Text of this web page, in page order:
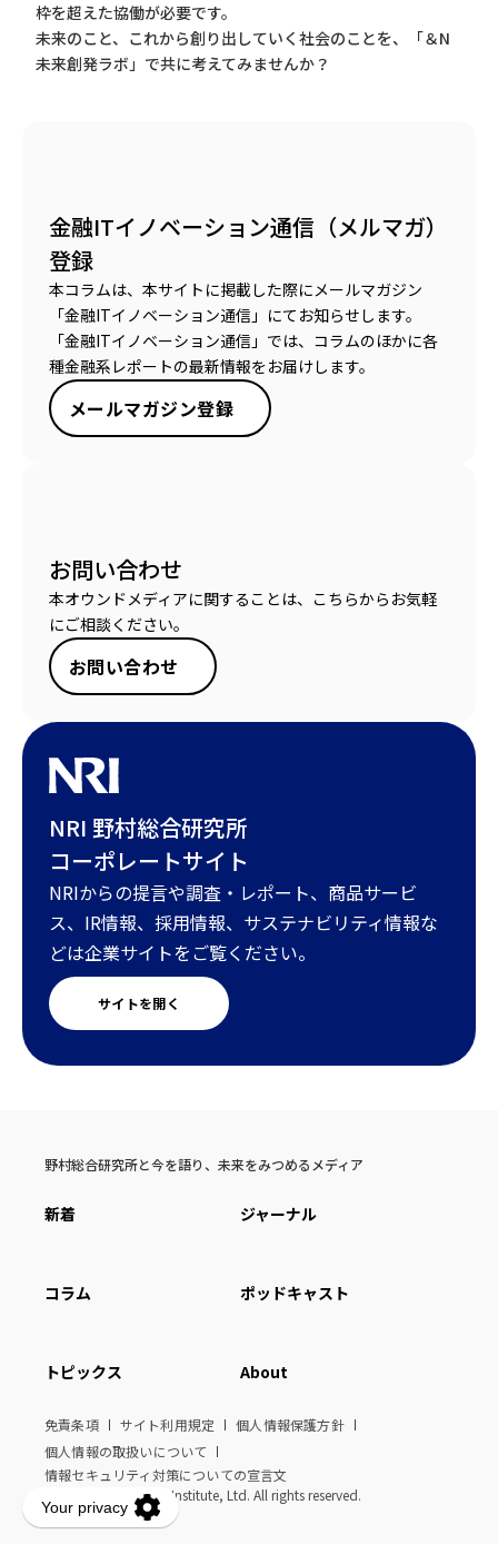
枠を超えた協働が必要です。
未来のこと、これから創り出していく社会のことを、「＆N
未来創発ラボ」で共に考えてみませんか？
金融ITイノベーション通信（メルマガ）
登録
本コラムは、本サイトに掲載した際にメールマガジン
「金融ITイノベーション通信」にてお知らせします。
「金融ITイノベーション通信」では、コラムのほかに各
種金融系レポートの最新情報をお届けします。
メールマガジン登録
お問い合わせ
本オウンドメディアに関することは、こちらからお気軽
にご相談ください。
お問い合わせ
NRI 野村総合研究所
コーポレートサイト
NRIからの提言や調査・レポート、商品サービ
ス、IR情報、採用情報、サステナビリティ情報な
どは企業サイトをご覧ください。
サイトを開く
野村総合研究所と今を語り、未来をみつめるメディア
新着 ジャーナル
コラム ポッドキャスト
トピックス About
免責条項 サイト利用規定
個人情報保護方針
個人情報の取扱いについて
情報セキュリティ対策についての宣言文
© Nomura Research Institute, Ltd. All rights reserved.